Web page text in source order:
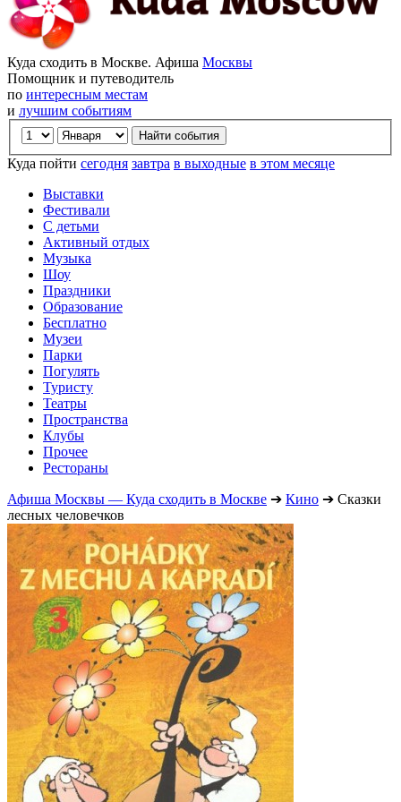
Куда сходить в Москве. Афиша Москвы
Помощник и путеводитель
по интересным местам
и лучшим событиям
Куда пойти сегодня завтра в выходные в этом месяце
Выставки
Фестивали
С детьми
Активный отдых
Музыка
Шоу
Праздники
Образование
Бесплатно
Музеи
Парки
Погулять
Туристу
Театры
Пространства
Клубы
Прочее
Рестораны
Афиша Москвы — Куда сходить в Москве ➔ Кино ➔ Сказки
лесных человечков